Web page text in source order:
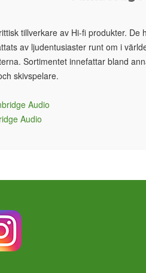
tillverkare av Hi-fi produkter.
av ljudentusiaster runt om i
Sortimentet innefattar bland
skivspelare.
Audio
Audio